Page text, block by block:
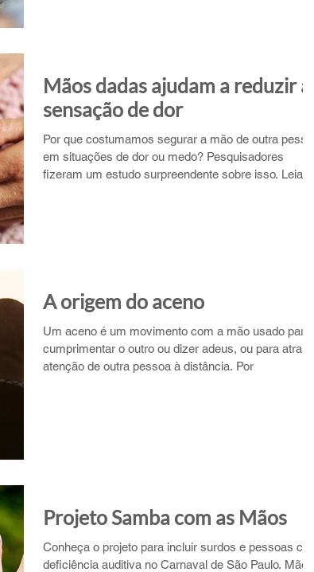
Mãos dadas ajudam a reduzir a
sensação de dor
Por que costumamos segurar a mão de outra pessoa
em situações de dor ou medo? Pesquisadores
fizeram um estudo surpreendente sobre isso. Leia
A origem do aceno
Um aceno é um movimento com a mão usado para
cumprimentar o outro ou dizer adeus, ou para atrair a
atenção de outra pessoa à distância. Por
Projeto Samba com as Mãos
Conheça o projeto para incluir surdos e pessoas com
deficiência auditiva no Carnaval de São Paulo. Mãos